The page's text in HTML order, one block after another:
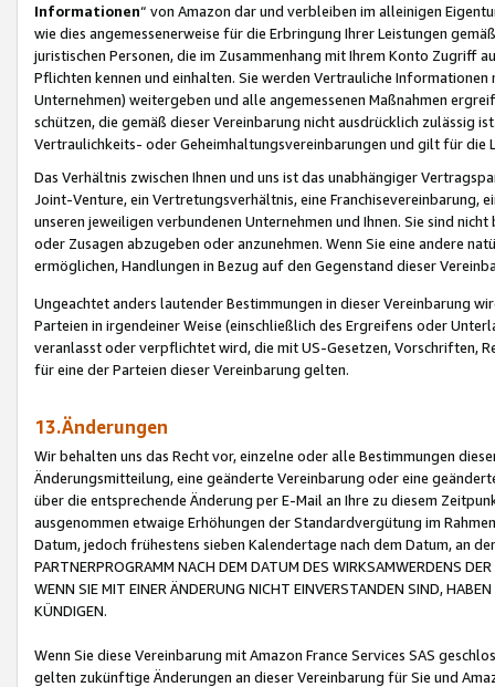
Informationen“ von Amazon dar und verbleiben im alleinigen
wie dies angemessenerweise für die Erbringung Ihrer Leistungen
juristischen Personen, die im Zusammenhang mit Ihrem Konto
Pflichten kennen und einhalten. Sie werden Vertrauliche
Unternehmen) weitergeben und alle angemessenen Maßnahmen
schützen, die gemäß dieser Vereinbarung nicht ausdrücklich zulässig
Vertraulichkeits- oder Geheimhaltungsvereinbarungen und gilt für die
Das Verhältnis zwischen Ihnen und uns ist das unabhängiger
Joint-Venture, ein Vertretungsverhältnis, eine Franchisevereinbarung,
unseren jeweiligen verbundenen Unternehmen und Ihnen. Sie sind
oder Zusagen abzugeben oder anzunehmen. Wenn Sie eine andere
ermöglichen, Handlungen in Bezug auf den Gegenstand dieser
Ungeachtet anders lautender Bestimmungen in dieser Vereinbarung
Parteien in irgendeiner Weise (einschließlich des Ergreifens oder
veranlasst oder verpflichtet wird, die mit US-Gesetzen, Vorschriften,
für eine der Parteien dieser Vereinbarung gelten.
13.Änderungen
Wir behalten uns das Recht vor, einzelne oder alle Bestimmungen
Änderungsmitteilung, eine geänderte Vereinbarung oder eine
über die entsprechende Änderung per E-Mail an Ihre zu diesem
ausgenommen etwaige Erhöhungen der Standardvergütung im
Datum, jedoch frühestens sieben Kalendertage nach dem Datum, an
PARTNERPROGRAMM NACH DEM DATUM DES WIRKSAMWERDENS
WENN SIE MIT EINER ÄNDERUNG NICHT EINVERSTANDEN SIND,
KÜNDIGEN.
Wenn Sie diese Vereinbarung mit Amazon France Services SAS
gelten zukünftige Änderungen an dieser Vereinbarung für Sie und